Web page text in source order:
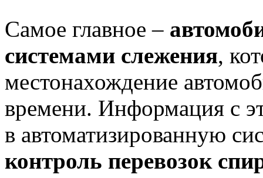
Самое главное –
системами слежения,
местонахождение
времени. Информация с
в автоматизированную
контроль перевозок